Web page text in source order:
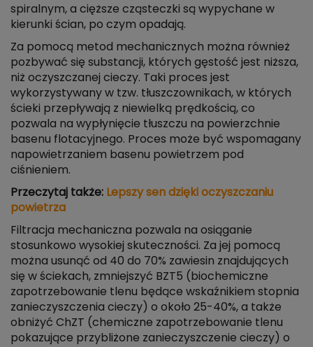
spiralnym, a cięższe cząsteczki są wypychane w
kierunki ścian, po czym opadają.
Za pomocą metod mechanicznych można również
pozbywać się substancji, których gęstość jest niższa,
niż oczyszczanej cieczy. Taki proces jest
wykorzystywany w tzw. tłuszczownikach, w których
ścieki przepływają z niewielką prędkością, co
pozwala na wypłynięcie tłuszczu na powierzchnie
basenu flotacyjnego. Proces może być wspomagany
napowietrzaniem basenu powietrzem pod
ciśnieniem.
Przeczytaj także: Lepszy sen dzięki oczyszczaniu
powietrza
Filtracja mechaniczna pozwala na osiąganie
stosunkowo wysokiej skuteczności. Za jej pomocą
można usunąć od 40 do 70% zawiesin znajdujących
się w ściekach, zmniejszyć BZT5 (biochemiczne
zapotrzebowanie tlenu będące wskaźnikiem stopnia
zanieczyszczenia cieczy) o około 25-40%, a także
obniżyć ChZT (chemiczne zapotrzebowanie tlenu
pokazujące przybliżone zanieczyszczenie cieczy) o